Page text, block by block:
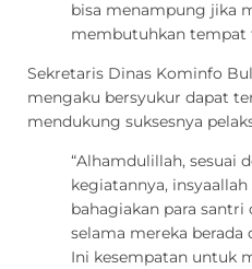
bisa menampung jika
membutuhkan tempat
Sekretaris Dinas Kominfo
mengaku bersyukur dapat
mendukung suksesnya
“Alhamdulillah, sesuai
kegiatannya, insyaallah
bahagiakan para santri
selama mereka berada
Ini kesempatan untuk